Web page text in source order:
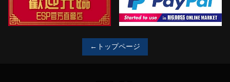
←トップページ